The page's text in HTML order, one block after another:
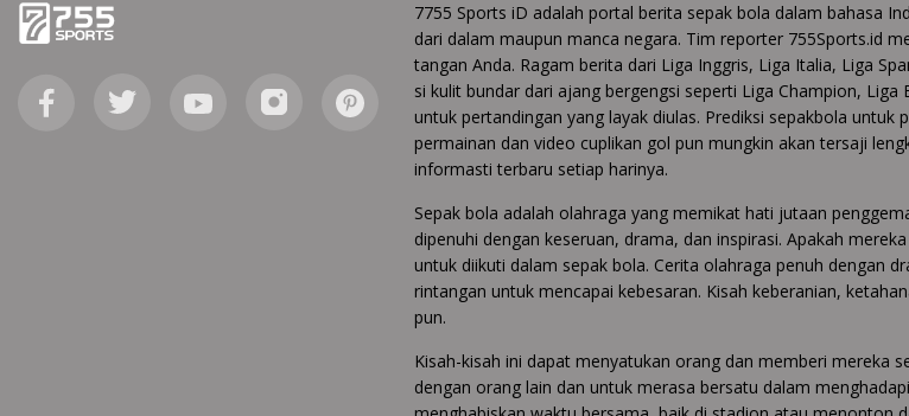
7755 Sports iD adalah portal berita sepak bola dalam bahasa
dari dalam maupun manca negara. Tim reporter 755Sports.id
tangan Anda. Ragam berita dari Liga Inggris, Liga Italia, Liga
si kulit bundar dari ajang bergengsi seperti Liga Champion,
untuk pertandingan yang layak diulas. Prediksi sepakbola
permainan dan video cuplikan gol pun mungkin akan tersaji
informasti terbaru setiap harinya.
Sepak bola adalah olahraga yang memikat hati jutaan
dipenuhi dengan keseruan, drama, dan inspirasi. Apakah
untuk diikuti dalam sepak bola. Cerita olahraga penuh dengan
rintangan untuk mencapai kebesaran. Kisah keberanian,
pun.
Kisah-kisah ini dapat menyatukan orang dan memberi mereka
dengan orang lain dan untuk merasa bersatu dalam